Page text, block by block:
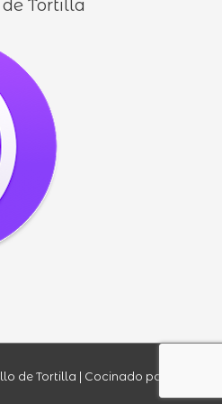
Tortilla
de Tortilla | Cocinado por Lynze